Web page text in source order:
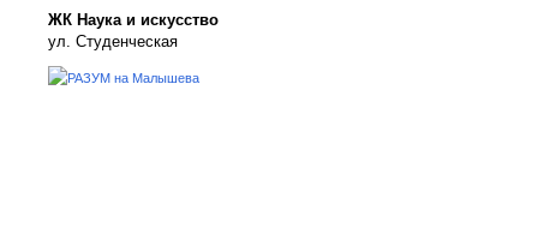
ЖК Наука и искусство
ул. Студенческая